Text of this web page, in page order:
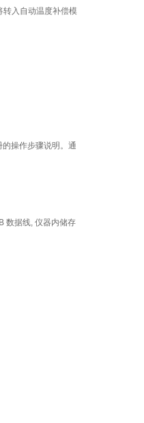
入自动温度补偿模
操作步骤说明。通
数据线, 仪器内储存